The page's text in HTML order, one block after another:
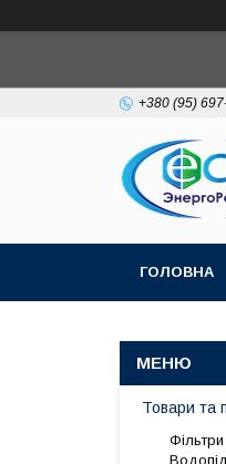
+380 (95)
ГОЛОВНА
Товари та